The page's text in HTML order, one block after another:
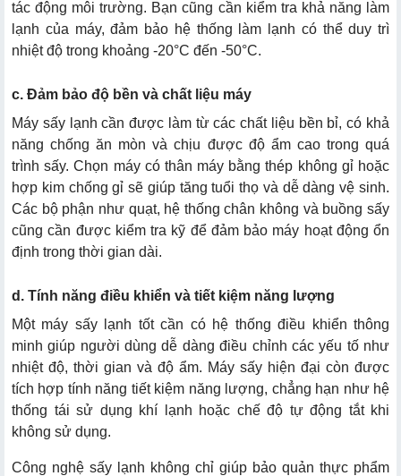
tác động môi trường. Bạn cũng cần kiểm tra khả năng làm
lạnh của máy, đảm bảo hệ thống làm lạnh có thể duy trì
nhiệt độ trong khoảng -20°C đến -50°C.
c. Đảm bảo độ bền và chất liệu máy
Máy sấy lạnh cần được làm từ các chất liệu bền bỉ, có khả
năng chống ăn mòn và chịu được độ ẩm cao trong quá
trình sấy. Chọn máy có thân máy bằng thép không gỉ hoặc
hợp kim chống gỉ sẽ giúp tăng tuổi thọ và dễ dàng vệ sinh.
Các bộ phận như quạt, hệ thống chân không và buồng sấy
cũng cần được kiểm tra kỹ để đảm bảo máy hoạt động ổn
định trong thời gian dài.
d. Tính năng điều khiển và tiết kiệm năng lượng
Một máy sấy lạnh tốt cần có hệ thống điều khiển thông
minh giúp người dùng dễ dàng điều chỉnh các yếu tố như
nhiệt độ, thời gian và độ ẩm. Máy sấy hiện đại còn được
tích hợp tính năng tiết kiệm năng lượng, chẳng hạn như hệ
thống tái sử dụng khí lạnh hoặc chế độ tự động tắt khi
không sử dụng.
Công nghệ sấy lạnh không chỉ giúp bảo quản thực phẩm